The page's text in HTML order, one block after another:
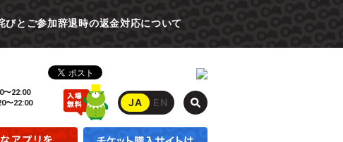
びとご参加辞退時の返金対応について
〜22:00
〜22:00
JA EN